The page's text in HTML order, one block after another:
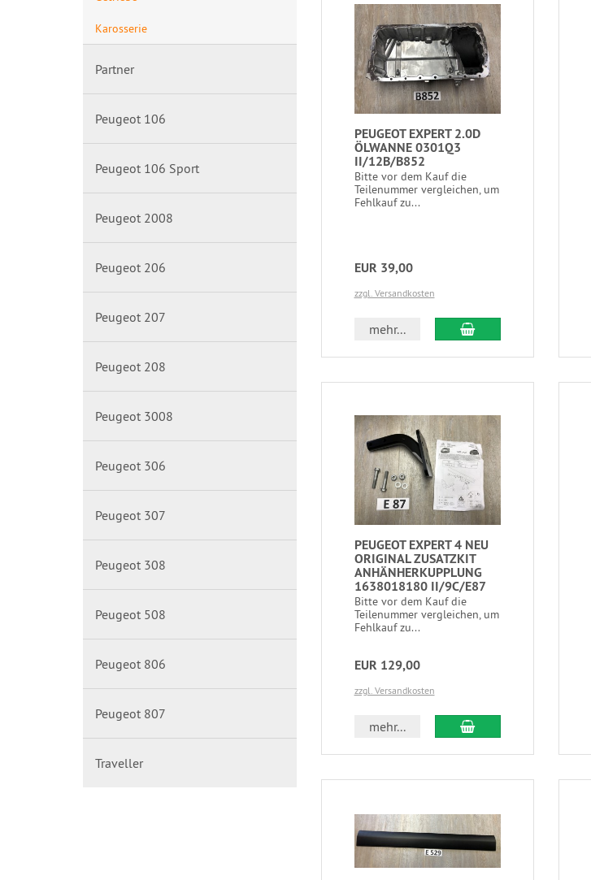
PEUGEOT EXPERT 2.0D
ÖLWANNE 0301Q3
II/12B/B852
Bitte vor dem Kauf die
Teilenummer vergleichen, um
Fehlkauf zu...
EUR 39,00
zzgl. Versandkosten
mehr...
PEUGEOT EXPERT 4 NEU
ORIGINAL ZUSATZKIT
ANHÄNHERKUPPLUNG
1638018180 II/9C/E87
Bitte vor dem Kauf die
Teilenummer vergleichen, um
Fehlkauf zu...
EUR 129,00
zzgl. Versandkosten
mehr...
Karosserie
Partner
Peugeot 106
Peugeot 106 Sport
Peugeot 2008
Peugeot 206
Peugeot 207
Peugeot 208
Peugeot 3008
Peugeot 306
Peugeot 307
Peugeot 308
Peugeot 508
Peugeot 806
Peugeot 807
Traveller